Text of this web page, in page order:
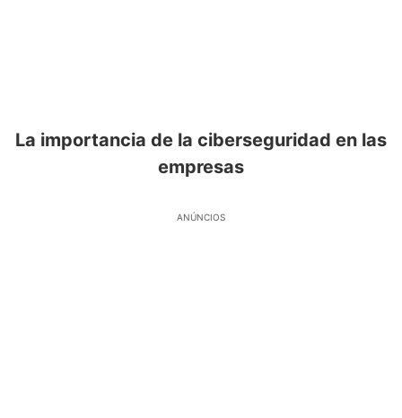
La importancia de la ciberseguridad en las
empresas
ANÚNCIOS